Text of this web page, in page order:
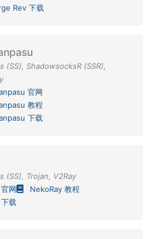
Rev 下载
(SS), ShadowsocksR (SSR),
官网
教程
下载
(SS), Trojan, V2Ray
网
NekoRay 教程
载